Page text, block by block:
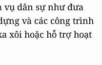
vụ dân sự như đưa
và các công trình
xôi hoặc hỗ trợ hoạt